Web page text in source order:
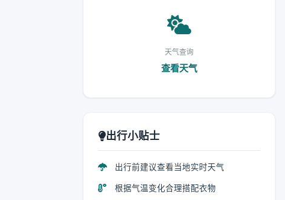
天气查询
查看天气
出行小贴士
出行前建议查看当地实时天气
根据气温变化合理搭配衣物